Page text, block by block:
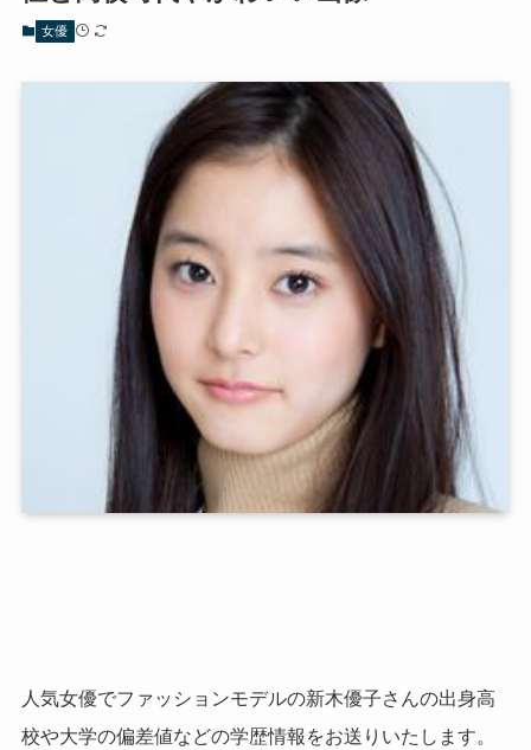
女優
人気女優でファッションモデルの新木優子さんの出身高
校や大学の偏差値などの学歴情報をお送りいたします。